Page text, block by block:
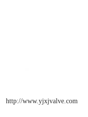
http://www.yjxjvalve.com